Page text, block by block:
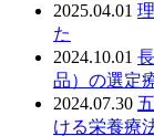
2025.04.01
た
2024.10.01
品）の選定
2024.07.30
ける栄養療